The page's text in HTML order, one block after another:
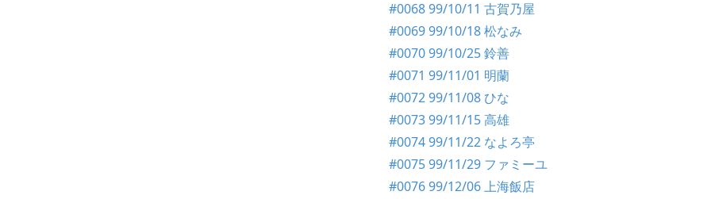
#0068 99/10/11 古賀乃屋
#0069 99/10/18 松なみ
#0070 99/10/25 鈴善
#0071 99/11/01 明蘭
#0072 99/11/08 ひな
#0073 99/11/15 高雄
#0074 99/11/22 なよろ亭
#0075 99/11/29 ファミーユ
#0076 99/12/06 上海飯店